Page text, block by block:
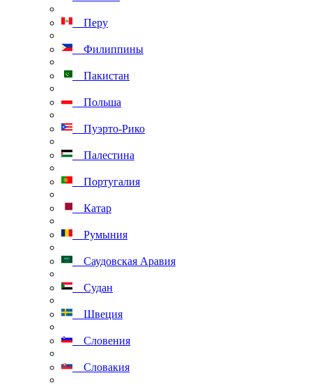
Перу
Филиппины
Пакистан
Польша
Пуэрто-Рико
Палестина
Португалия
Катар
Румыния
Саудовская Аравия
Судан
Швеция
Словения
Словакия